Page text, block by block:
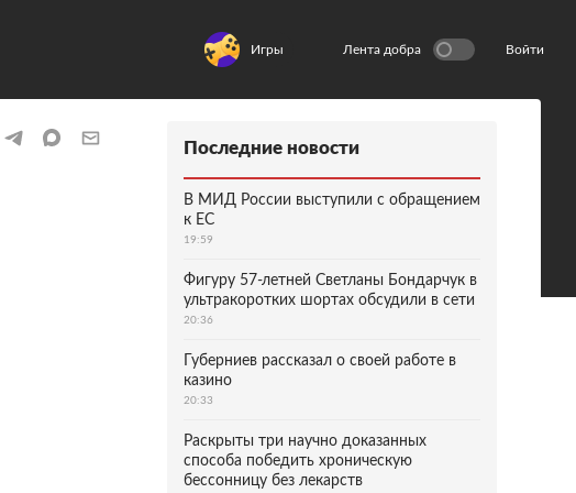
Игры Лента добра Войти
Последние новости
В МИД России выступили с обращением
к ЕС
19:59
Фигуру 57-летней Светланы Бондарчук в
ультракоротких шортах обсудили в сети
20:36
Губерниев рассказал о своей работе в
казино
20:33
Раскрыты три научно доказанных
способа победить хроническую
бессонницу без лекарств